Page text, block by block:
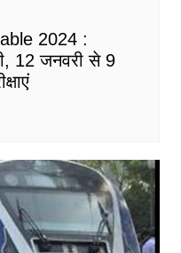
2024 :
12 जनवरी से 9